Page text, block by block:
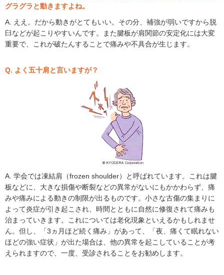
グラグラと動きますよね。
A. ええ。だから動きがとてもいい。その分、補強が弱いですから脱
臼などが起こりやすいんです。また腱板が肩関節の安定化には大変
重要で、これが破たんすることで痛みや不具合が生じます。
Q. よく五十肩と言いますが？
A. 学会では凍結肩（frozen shoulder）と呼ばれています。これは腱
板などに、大きな損傷や断裂などの異常がないにもかかわらず、痛
みや痛みによる動きの制限が出るものです。小さな古傷の集まりに
よって炎症が引き起こされ、時間とともに自然に修復されて痛みも
治まっていきます。これについては老化現象といえるかもしれませ
ん。但し、「3ヵ月ほど続く痛み」があって、「夜、痛くて眠れない
ほどの強い症状」が出た場合は、他の異常を起こしていることが考
えられますので、一度、受診されることをお勧めします。